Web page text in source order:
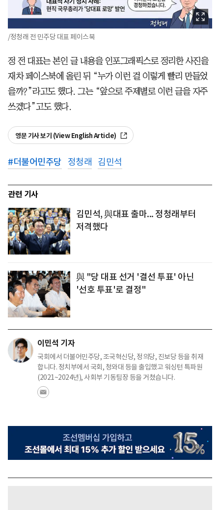
/정청래 전 민주당 대표 페이스북
정 전 대표는 본인 글 내용을 인포그래픽스로 정리한 사진을
재차 페이스북에 올린 뒤 “누가 이런 걸 이렇게 빨리 만들었
을까?”라고도 했다. 그는 “앞으로 주제별로 이런 글을 자주
쓰겠다”고도 했다.
영문 기사 보기 (View English Article)
#더불어민주당 정청래 김민석
관련 기사
김민석, 與대표 출마... 정청래부터
저격했다
與 "당 대표 선거 '결선 투표' 아닌
'선호 투표'로 결정"
이민석 기자
국회에서 더불어민주당, 조국혁신당, 정의당, 진보당 등을 취재
합니다. 정치부에서 국회, 청와대 등을 출입했고 워싱턴 특파원
(2021~2024년), 사회부 기동팀장 등을 거쳤습니다.